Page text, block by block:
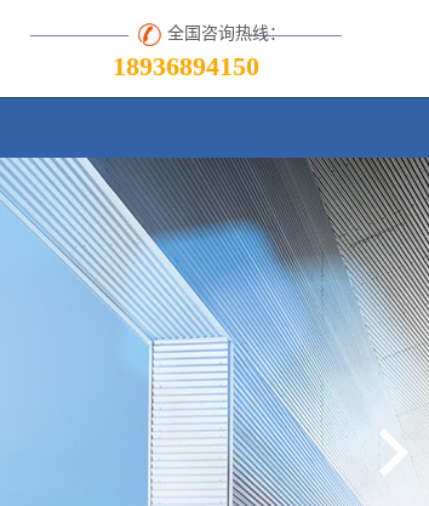
全国咨询热线：
18936894150